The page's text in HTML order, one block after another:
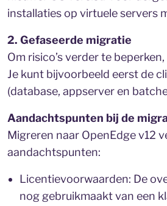
installaties op virtuele servers
2. Gefaseerde migratie
Om risico’s verder te
Je kunt bijvoorbeeld eerst de
(database, appserver en
Aandachtspunten bij de
Migreren naar OpenEdge v12
aandachtspunten:
Licentievoorwaarden: De
nog gebruikmaakt van een